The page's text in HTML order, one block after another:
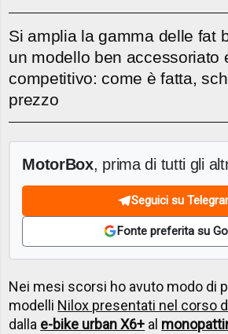
Si amplia la gamma delle fat
un modello ben accessoriato
competitivo: come è fatta,
prezzo
MotorBox, prima di tutti gli
Seguici su
Fonte preferita su
Nei mesi scorsi ho avuto modo di
modelli Nilox presentati nel corso
dalla e-bike urban X6+ al